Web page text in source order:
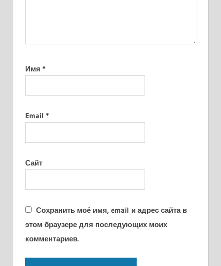
Имя *
Email *
Сайт
Сохранить моё имя, email и адрес сайта в
этом браузере для последующих моих
комментариев.